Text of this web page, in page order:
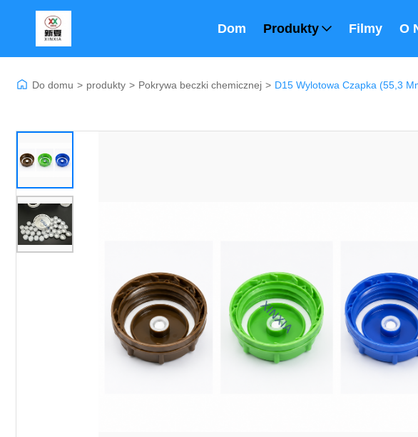
Dom Produkty Filmy O
Do domu > produkty > Pokrywa beczki chemicznej > D15 Wylotowa Czapka (55,3